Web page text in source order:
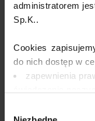
administratorem
Sp.K..
Cookies
do nich dostęp w
zapewnienia
analizy